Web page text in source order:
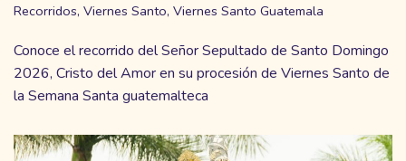
Recorridos, Viernes Santo, Viernes Santo Guatemala
Conoce el recorrido del Señor Sepultado de Santo Domingo
2026, Cristo del Amor en su procesión de Viernes Santo de
la Semana Santa guatemalteca